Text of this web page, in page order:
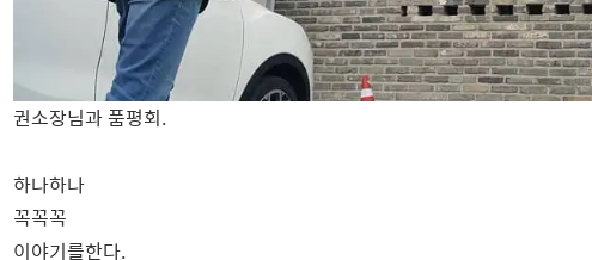
권소장님과 품평회.
하나하나
꼭꼭꼭
이야기를한다.